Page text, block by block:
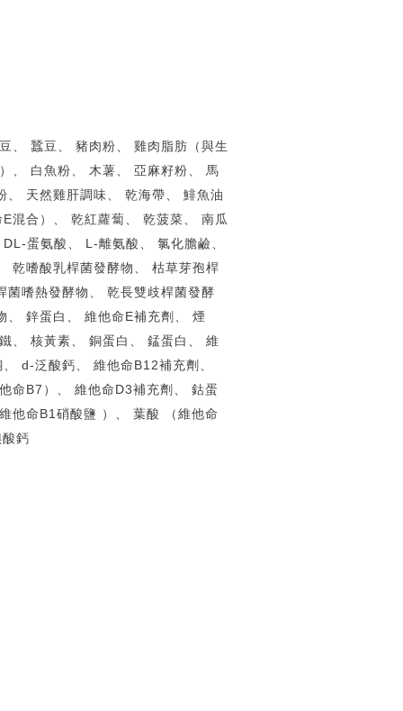
、 蠶豆、 豬肉粉、 雞肉脂肪（與生
、 白魚粉、 木薯、 亞麻籽粉、 馬
、 天然雞肝調味、 乾海帶、 鯡魚油
E混合）、 乾紅蘿蔔、 乾菠菜、 南瓜
蛋氨酸、 L-離氨酸、 氯化膽鹼、
乾嗜酸乳桿菌發酵物、 枯草芽孢桿
菌嗜熱發酵物、 乾長雙歧桿菌發酵
、 鋅蛋白、 維他命E補充劑、 煙
、 核黃素、 銅蛋白、 錳蛋白、 維
d-泛酸鈣、 維他命B12補充劑、
命B7）、 維他命D3補充劑、 鈷蛋
他命B1硝酸鹽 ）、 葉酸 （維他命
鈣